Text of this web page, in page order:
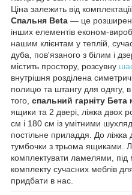
Ціна залежить від комплектації
Спальня Beta — це
інших елементів економ-
нашим клієнтам у теплій,
дуба, пов'язаного з білим і
містить простору, розсувну
внутрішня розділена
полицю та штангу для одягу,
того, спальний гарніту Бета
ящики та 2 двері, ліжка двох
см і 180 см із умітними
постільне приладдя. До
тумбочки з трьома ящиками.
комплектувати ламелями, під
комплекту сучасних меблів
придбати в нас.